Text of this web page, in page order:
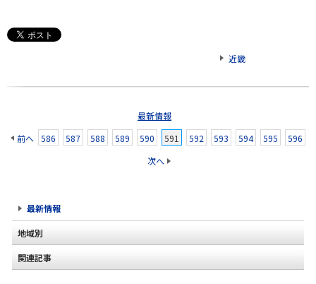
近畿
最新情報
前へ 586 587 588 589 590 591 592 593 594 595
596
次へ
最新情報
地域別
北海道
関連記事